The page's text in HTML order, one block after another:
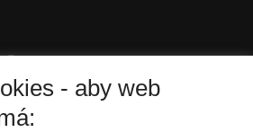
max.cz
v živnostenském rejstříku
- aby web